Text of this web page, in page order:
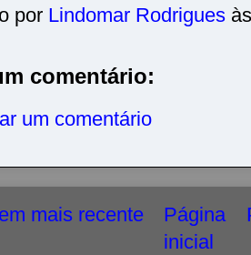
t
e
b
o
e
n
r
s
A
por Lindomar Rodrigues
comentário:
um comentário
mais recente
Página
inicial